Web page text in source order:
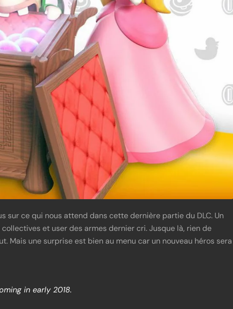
sur ce qui nous attend dans cette dernière partie du DLC. Un
et user des armes dernier cri. Jusque là, rien de
Mais une surprise est bien au menu car un nouveau héros sera
in early 2018.